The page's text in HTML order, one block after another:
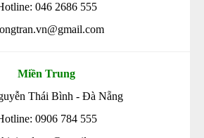
046 2686 555
Miền Trung
Thái Bình - Đà Nẵng
0906 784 555